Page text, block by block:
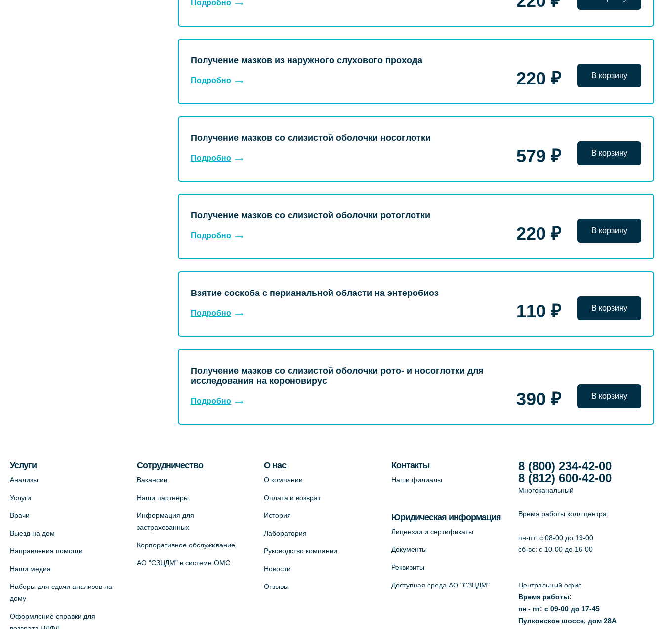
Подробно
Получение мазков из наружного слухового прохода
Подробно 220 ₽ В корзину
Получение мазков со слизистой оболочки носоглотки
Подробно 579 ₽ В корзину
Получение мазков со слизистой оболочки ротоглотки
Подробно 220 ₽ В корзину
Взятие соскоба с перианальной области на энтеробиоз
Подробно 110 ₽ В корзину
Получение мазков со слизистой оболочки рото- и носоглотки для
исследования на короновирус
Подробно 390 ₽ В корзину
Услуги
Анализы
Услуги
Врачи
Выезд на дом
Направления помощи
Наши медиа
Наборы для сдачи анализов на
дому
Оформление справки для
Сотрудничество
Вакансии
Наши партнеры
Информация для
застрахованных
Корпоративное обслуживание
АО "СЗЦДМ" в системе ОМС
О нас
О компании
Оплата и возврат
История
Лаборатория
Руководство компании
Новости
Отзывы
Контакты
Наши филиалы
Юридическая информация
Лицензии и сертификаты
Документы
Реквизиты
Доступная среда АО "СЗЦДМ"
8 (800) 234-42-00
8 (812) 600-42-00
Многоканальный
Время работы колл центра:
пн-пт: c 08-00 до 19-00
сб-вс: с 10-00 до 16-00
Центральный офис
Время работы:
пн - пт: с 09-00 до 17-45
Пулковское шоссе, дом 28А